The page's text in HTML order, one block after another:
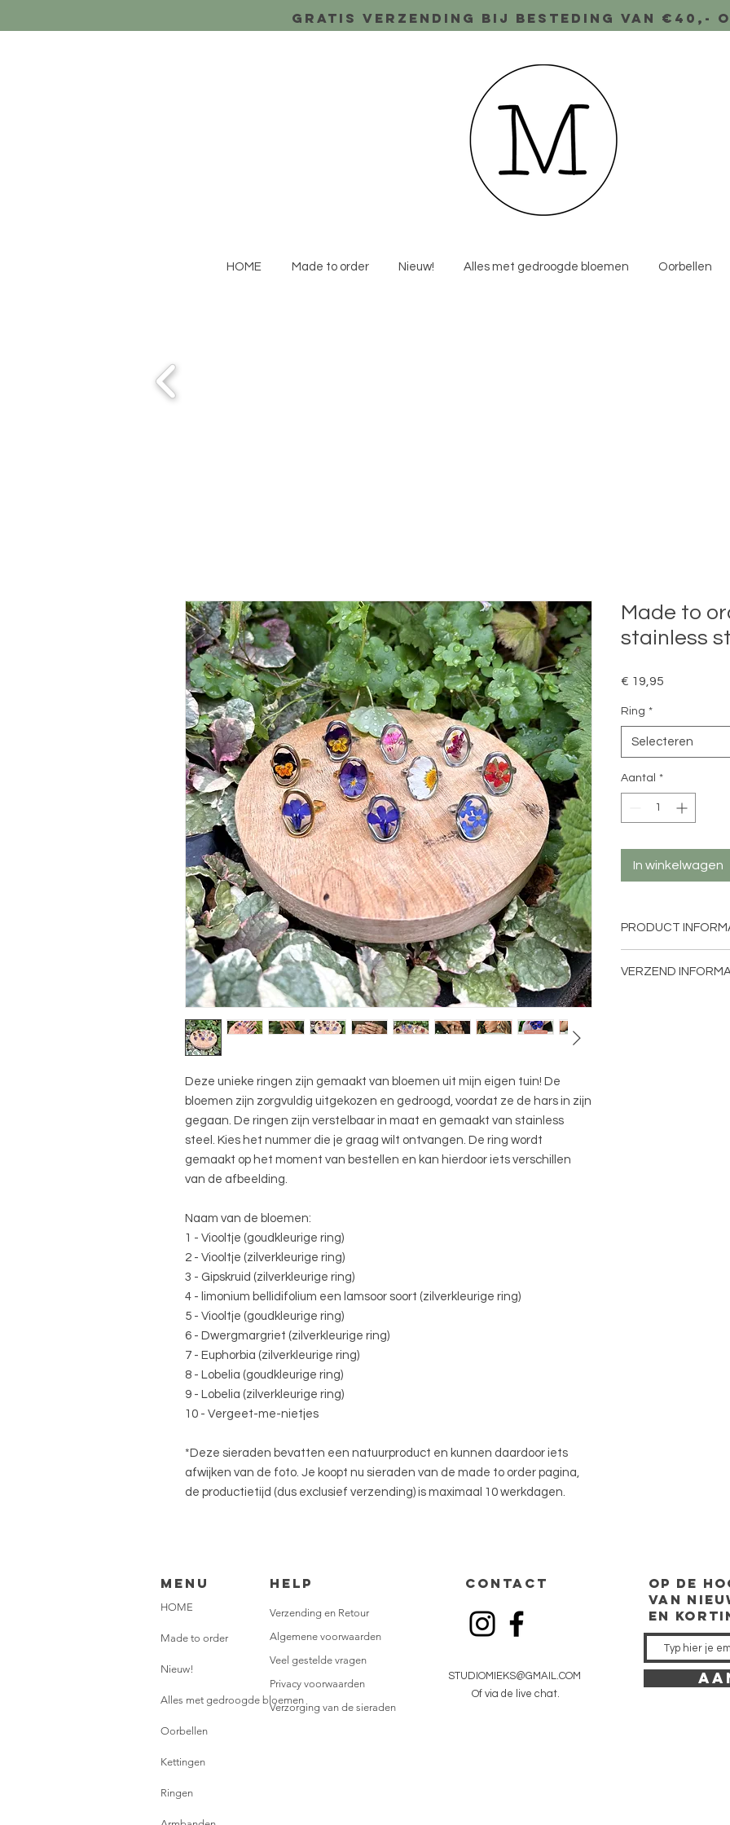
Gratis verzending bij besteding van €40,-
HOME Made to order Nieuw! Alles met gedroogde bloemen Oorbellen
Deze unieke ringen zijn gemaakt van bloemen uit mijn eigen tuin! De
bloemen zijn zorgvuldig uitgekozen en gedroogd, voordat ze de hars in zijn
gegaan. De ringen zijn verstelbaar in maat en gemaakt van stainless
steel. Kies het nummer die je graag wilt ontvangen. De ring wordt
gemaakt op het moment van bestellen en kan hierdoor iets verschillen
van de afbeelding.
Naam van de bloemen:
1 - Viooltje (goudkleurige ring)
2 - Viooltje (zilverkleurige ring)
3 - Gipskruid (zilverkleurige ring)
4 - limonium bellidifolium een lamsoor soort (zilverkleurige ring)
5 - Viooltje (goudkleurige ring)
6 - Dwergmargriet (zilverkleurige ring)
7 - Euphorbia (zilverkleurige ring)
8 - Lobelia (goudkleurige ring)
9 - Lobelia (zilverkleurige ring)
10 - Vergeet-me-nietjes
*Deze sieraden bevatten een natuurproduct en kunnen daardoor iets
afwijken van de foto. Je koopt nu sieraden van de made to order pagina,
de productietijd (dus exclusief verzending) is maximaal 10 werkdagen.
Made to
stainless
€ 19,95
Ring *
Selecteren
Aantal *
In winkelwagen
PRODUCT
Materiaal ring: 316L
VERZEND
Menu HELP
HOME
Made to order
Nieuw!
Alles met gedroogde bloemen
Oorbellen
Kettingen
Ringen
Verzending en Retour
Algemene voorwaarden
Veel gestelde vragen
Privacy voorwaarden
Verzorging van de sieraden
CONTACT
STUDIOMIEKS@GMAIL.COM
Of via de live chat.
op de
van
en